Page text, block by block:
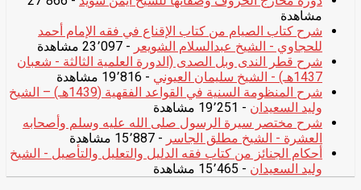
مشاهدة
شرح كتاب الصيام من كتاب الإقناع في فقه الإمام أحمد
للحجاوي - الشيخ عبدالسلام الشويعر - 23٬097 مشاهدة
شرح قطر الندى وبل الصدى (الدورة العلمية الثالثة - شعبان
1437هـ) - الشيخ سليمان العيوني
- 19٬816 مشاهدة
شرح المنظومة السنية في القواعد الفقهية (1439هـ) – الشيخ
وليد السعيدان - 19٬251 مشاهدة
شرح مختصر سيرة الرسول صلى الله عليه وسلم وأصحابه
العشرة - الشيخ مطلق الجاسر - 15٬887 مشاهدة
أحكام الجنائز من كتاب فقه الدليل والتعليل والتأصيل - الشيخ
وليد السعيدان - 15٬465 مشاهدة